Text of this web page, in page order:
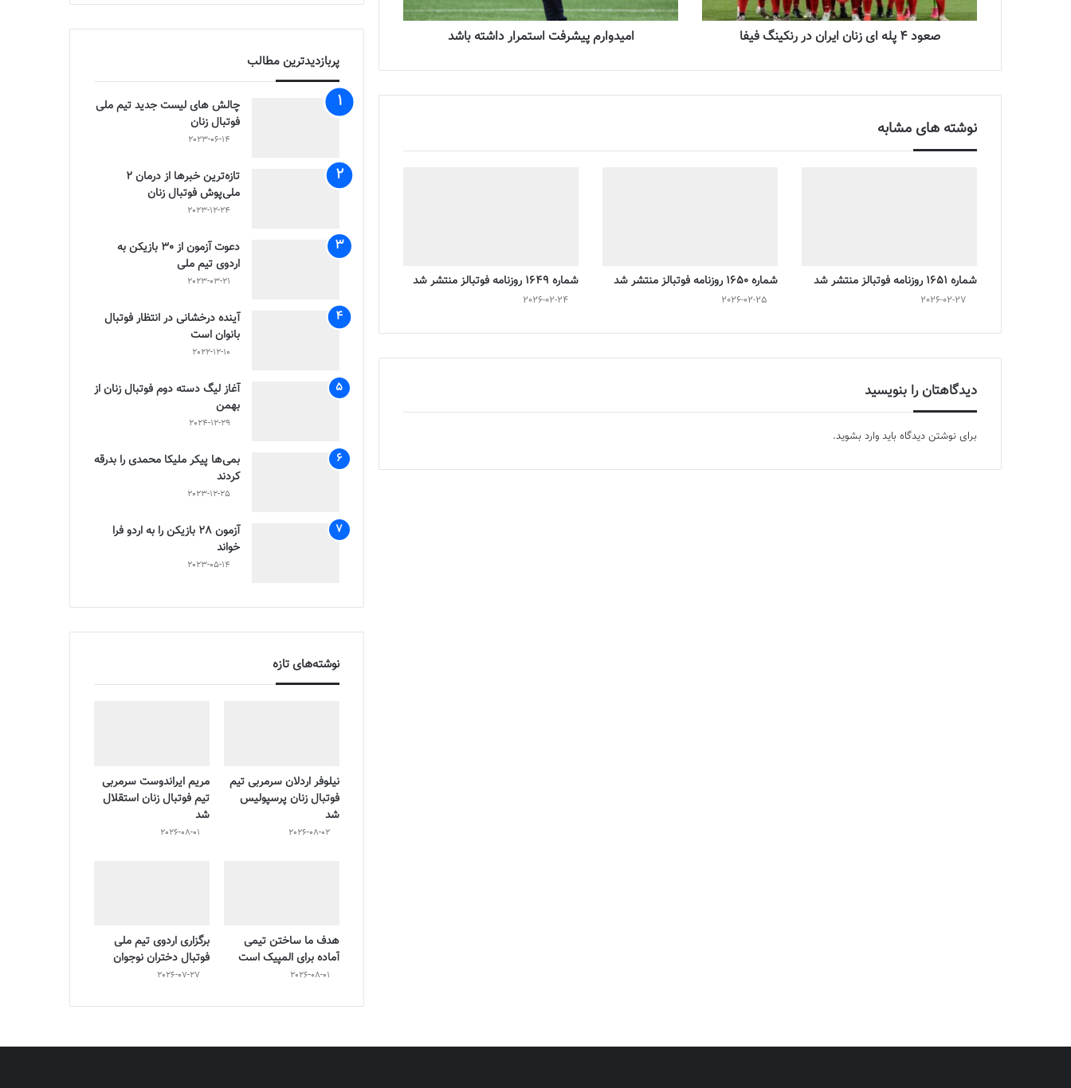
صعود 4 پله ای زنان ایران در رنکینگ فیفا امیدوارم پیشرفت استمرار داشته باشد
نوشته های مشابه
شماره 1651 روزنامه فوتبالز منتشر شد
2026-02-27
شماره 1650 روزنامه فوتبالز منتشر شد
2026-02-25
شماره 1649 روزنامه فوتبالز منتشر شد
2026-02-24
دیدگاهتان را بنویسید
برای نوشتن دیدگاه باید وارد بشوید.
پربازدیدترین مطالب
چالش هاى ليست جدید تيم ملى
فوتبال زنان
2023-06-14
تازه‌ترین خبرها از درمان ۲
ملی‌پوش فوتبال زنان
2023-12-24
دعوت آزمون از 30 بازیکن به
اردوی تیم ملی
2023-03-21
آینده درخشانی در انتظار فوتبال
بانوان است
2022-12-10
آغاز لیگ دسته دوم فوتبال زنان از
بهمن
2024-12-29
بمی‌ها پیکر ملیکا محمدی را بدرقه
کردند
2023-12-25
آزمون 28 بازیکن را به اردو فرا
خواند
2023-05-14
نوشته‌های تازه
نیلوفر اردلان سرمربی تیم
فوتبال زنان پرسپولیس
شد
2026-08-02
مریم ایراندوست سرمربی
تیم فوتبال زنان استقلال
شد
2026-08-01
هدف ما ساختن تیمی
آماده برای المپیک است
2026-08-01
برگزاری اردوی تیم ملی
فوتبال دختران نوجوان
2026-07-27